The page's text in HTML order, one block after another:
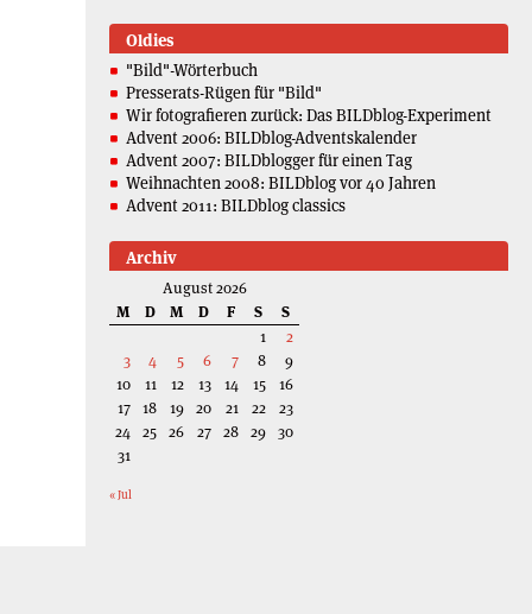
Oldies
"Bild"-Wörterbuch
Presserats-Rügen für "Bild"
Wir fotografieren zurück: Das BILDblog-Experiment
Advent 2006: BILDblog-Adventskalender
Advent 2007: BILDblogger für einen Tag
Weihnachten 2008: BILDblog vor 40 Jahren
Advent 2011: BILDblog classics
Archiv
August 2026
M
D M D F S
S
1
2
3
4 5 6 7 8
9
10
11 12 13 14 15
16
17 18 19 20 21 22
23
24 25 26 27 28 29 30
31
« Jul